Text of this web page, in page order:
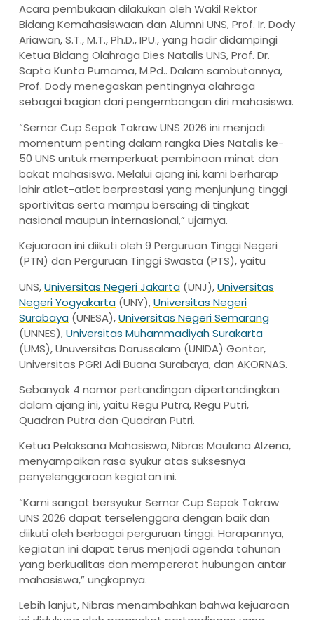
Acara pembukaan dilakukan oleh Wakil Rektor
Bidang Kemahasiswaan dan Alumni UNS, Prof. Ir. Dody
Ariawan, S.T., M.T., Ph.D., IPU., yang hadir didampingi
Ketua Bidang Olahraga Dies Natalis UNS, Prof. Dr.
Sapta Kunta Purnama, M.Pd.. Dalam sambutannya,
Prof. Dody menegaskan pentingnya olahraga
sebagai bagian dari pengembangan diri mahasiswa.
“Semar Cup Sepak Takraw UNS 2026 ini menjadi
momentum penting dalam rangka Dies Natalis ke-
50 UNS untuk memperkuat pembinaan minat dan
bakat mahasiswa. Melalui ajang ini, kami berharap
lahir atlet-atlet berprestasi yang menjunjung tinggi
sportivitas serta mampu bersaing di tingkat
nasional maupun internasional,” ujarnya.
Kejuaraan ini diikuti oleh 9 Perguruan Tinggi Negeri
(PTN) dan Perguruan Tinggi Swasta (PTS), yaitu
UNS,Universitas Negeri Jakarta (UNJ),Universitas
Negeri Yogyakarta (UNY),Universitas Negeri
Surabaya (UNESA),Universitas Negeri Semarang
(UNNES),Universitas Muhammadiyah Surakarta
(UMS), Unuversitas Darussalam (UNIDA) Gontor,
Universitas PGRI Adi Buana Surabaya, dan AKORNAS.
Sebanyak 4 nomor pertandingan dipertandingkan
dalam ajang ini, yaitu Regu Putra, Regu Putri,
Quadran Putra dan Quadran Putri.
Ketua Pelaksana Mahasiswa, Nibras Maulana Alzena,
menyampaikan rasa syukur atas suksesnya
penyelenggaraan kegiatan ini.
“Kami sangat bersyukur Semar Cup Sepak Takraw
UNS 2026 dapat terselenggara dengan baik dan
diikuti oleh berbagai perguruan tinggi. Harapannya,
kegiatan ini dapat terus menjadi agenda tahunan
yang berkualitas dan mempererat hubungan antar
mahasiswa,” ungkapnya.
Lebih lanjut, Nibras menambahkan bahwa kejuaraan